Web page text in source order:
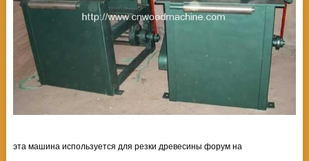
эта машина используется для резки древесины форум на